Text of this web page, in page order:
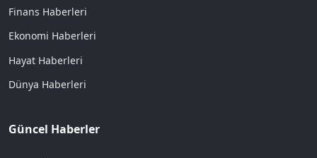
Finans Haberleri
Ekonomi Haberleri
Hayat Haberleri
Dünya Haberleri
Güncel Haberler